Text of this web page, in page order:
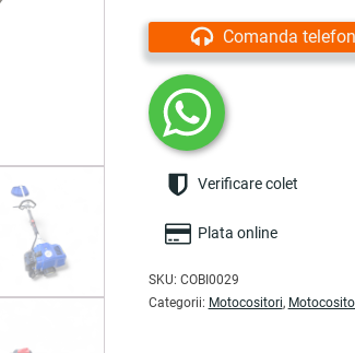
Comanda
Verificare colet
Plata online
SKU: COBI0029
Categorii: Motocositori,